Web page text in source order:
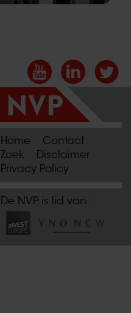
Home
Contact
Zoek
Disclaimer
Privacy Policy
De NVP is lid van: